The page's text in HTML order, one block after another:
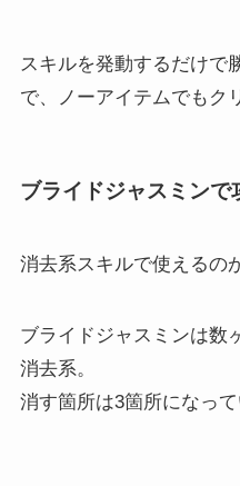
スキルを発動するだけで
で、ノーアイテムでもク
ブライドジャスミンで
消去系スキルで使えるの
ブライドジャスミンは数
消去系。
消す箇所は3箇所になって